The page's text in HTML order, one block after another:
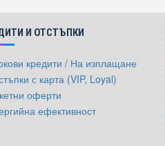
И ОТСТЪПКИ
кредити / На изплащане
с карта (VIP, Loyal)
оферти
ефективност